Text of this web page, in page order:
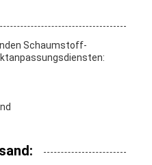
Schaumstoff-